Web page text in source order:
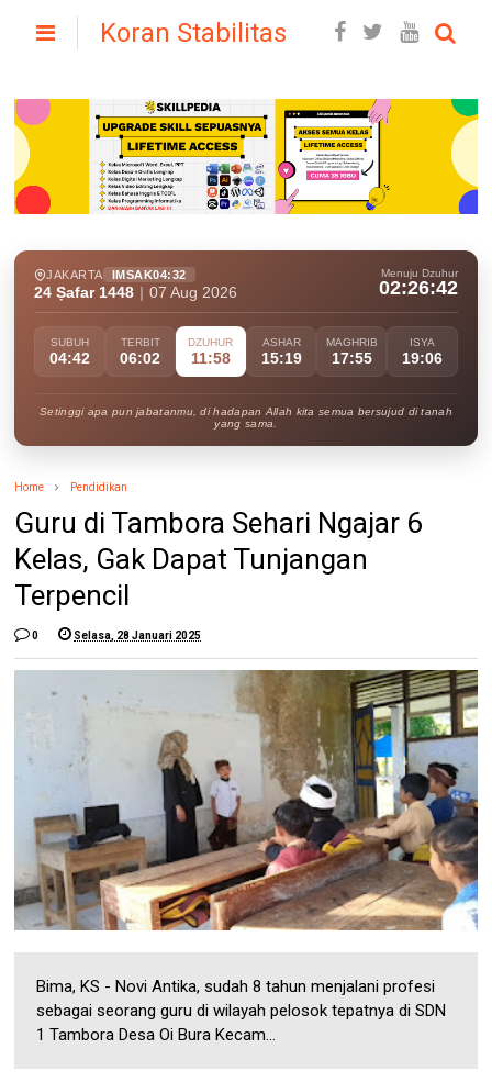
Koran Stabilitas
JAKARTA IMSAK04:32
24 Ṣafar 1448 07 Aug 2026
Menuju Dzuhur
02:26:41
SUBUH
04:42
TERBIT
06:02
DZUHUR
11:58
ASHAR
15:19
MAGHRIB
17:55
ISYA
19:06
Setinggi apa pun jabatanmu, di hadapan Allah kita semua bersujud di tanah
yang sama.
Home Pendidikan
Guru di Tambora Sehari Ngajar 6
Kelas, Gak Dapat Tunjangan
Terpencil
0 Selasa, 28 Januari 2025
Bima, KS - Novi Antika, sudah 8 tahun menjalani profesi
sebagai seorang guru di wilayah pelosok tepatnya di SDN
1 Tambora Desa Oi Bura Kecam...